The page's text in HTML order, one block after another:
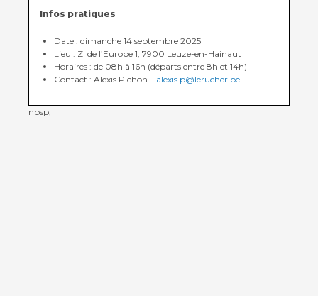
Infos pratiques
Date : dimanche 14 septembre 2025
Lieu : ZI de l’Europe 1, 7900 Leuze-en-Hainaut
Horaires : de 08h à 16h (départs entre 8h et 14h)
Contact : Alexis Pichon – alexis.p@lerucher.be
nbsp;